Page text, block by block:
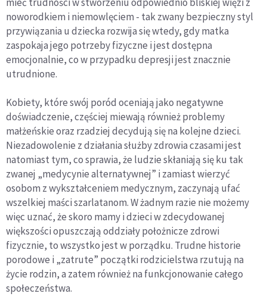
noworodkiem i niemowlęciem - tak zwany bezpieczny styl
przywiązania u dziecka rozwija się wtedy, gdy matka
zaspokaja jego potrzeby fizyczne i jest dostępna
emocjonalnie, co w przypadku depresji jest znacznie
utrudnione.
Kobiety, które swój poród oceniają jako negatywne
doświadczenie, częściej miewają również problemy
małżeńskie oraz rzadziej decydują się na kolejne dzieci.
Niezadowolenie z działania służby zdrowia czasami jest
natomiast tym, co sprawia, że ludzie skłaniają się ku tak
zwanej „medycynie alternatywnej” i zamiast wierzyć
osobom z wykształceniem medycznym, zaczynają ufać
wszelkiej maści szarlatanom. W żadnym razie nie możemy
więc uznać, że skoro mamy i dzieci w zdecydowanej
większości opuszczają oddziały położnicze zdrowi
fizycznie, to wszystko jest w porządku. Trudne historie
porodowe i „zatrute” początki rodzicielstwa rzutują na
życie rodzin, a zatem również na funkcjonowanie całego
społeczeństwa.